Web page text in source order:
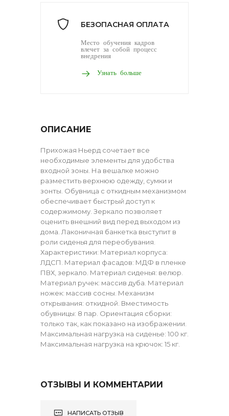
БЕЗОПАСНАЯ ОПЛАТА
Место обучения кадров
влечет за собой процесс
внедрения
Узнать больше
ОПИСАНИЕ
Прихожая Ньерд сочетает все
необходимые элементы для удобства
входной зоны. На вешалке можно
разместить верхнюю одежду, сумки и
зонты. Обувница с откидным механизмом
обеспечивает быстрый доступ к
содержимому. Зеркало позволяет
оценить внешний вид перед выходом из
дома. Лаконичная банкетка выступит в
роли сиденья для переобувания.
Характеристики: Материал корпуса:
ЛДСП. Материал фасадов: МДФ в пленке
ПВХ, зеркало. Материал сиденья: велюр.
Материал ручек: массив дуба. Материал
ножек: массив сосны. Механизм
открывания: откидной. Вместимость
обувницы: 8 пар. Ориентация сборки:
только так, как показано на изображении.
Максимальная нагрузка на сиденье: 100 кг.
Максимальная нагрузка на крючок: 15 кг.
ОТЗЫВЫ И КОММЕНТАРИИ
НАПИСАТЬ ОТЗЫВ